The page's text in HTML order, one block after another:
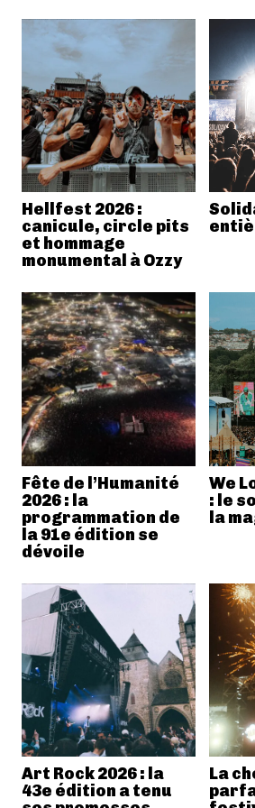
Hellfest 2026 :
canicule, circle pits
et hommage
monumental à Ozzy
Fête de l’Humanité
2026 : la
programmation de
la 91e édition se
dévoile
We
: le
la
Art Rock 2026 : la
43e édition a tenu
La